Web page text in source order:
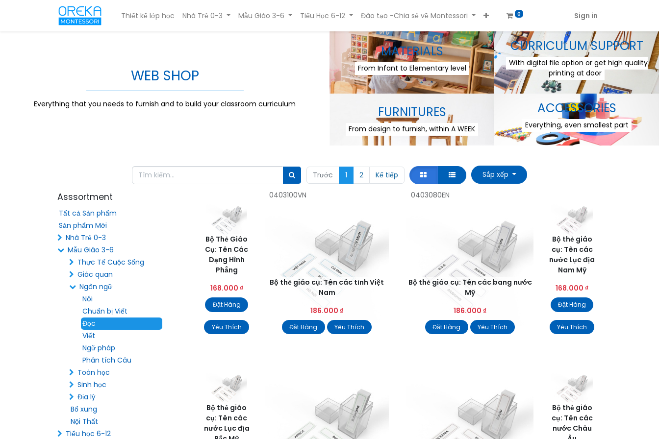
Thiết kế lớp học Nhà Trẻ 0-3 Mẫu Giáo 3-6 Tiểu Học 6-12 Đào tạo -Chia sẻ về Montessori 0 Sign in
WEB SHOP
Everything that you needs to furnish and to build your classroom curriculum
MATERIALS
From Infant to Elementary level
CURRICULUM SUPPORT
With digital file option or get high quality
printing at door
FURNITURES
From design to furnish, within A WEEK
ACCESSORIES
Everything, even smallest part
Trước 1 2 Kế tiếp Sắp xếp
Asssortment
Tất cả Sản phẩm
Sản phẩm Mới
Nhà Trẻ 0-3
Mẫu Giáo 3-6
Thực Tế Cuộc Sống
Giác quan
Ngôn ngữ
Nói
Chuẩn bị Viết
Đọc
Viết
Ngữ pháp
Phân tích Câu
Toán học
Sinh học
Địa lý
Bổ xung
Nội Thất
Tiểu học 6-12
Bộ Thẻ Giáo
Cụ: Tên Các
Dạng Hình
Phẳng
168.000 ₫
Đặt Hàng
Yêu Thích
0403100VN
Bộ thẻ giáo cụ: Tên các tỉnh Việt
Nam
186.000 ₫
Đặt Hàng Yêu Thích
0403080EN
Bộ thẻ giáo cụ: Tên các bang nước
Mỹ
186.000 ₫
Đặt Hàng Yêu Thích
Bộ thẻ giáo
cụ: Tên các
nước Lục địa
Nam Mỹ
168.000 ₫
Đặt Hàng
Yêu Thích
Bộ thẻ giáo
cụ: Tên các
nước Lục địa
Bộ thẻ giáo
cụ: Tên các
nước Châu